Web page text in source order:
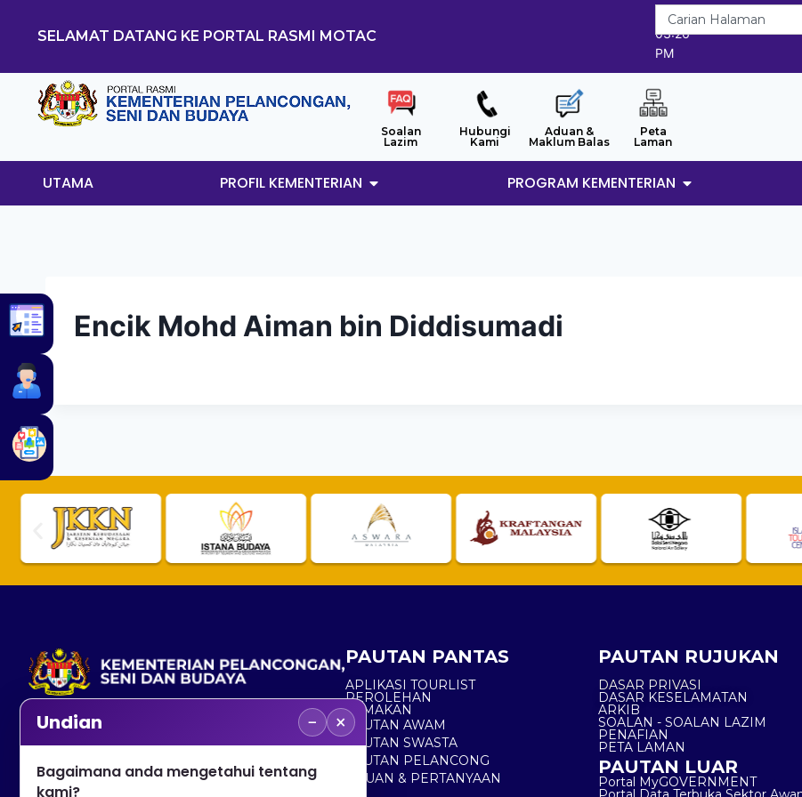
SELAMAT DATANG KE PORTAL RASMI MOTAC
8/8/2026
03:26
PM
Soalan
Lazim
Hubungi
Kami
Aduan &
Maklum Balas
Peta
Laman
UTAMA PROFIL KEMENTERIAN PROGRAM KEMENTERIAN
Encik Mohd Aiman bin Diddisumadi
No. 2, Menara 1, Jalan P5/6, Presint 5,
+603 8000 8000
PAUTAN PANTAS
APLIKASI TOURLIST
PEROLEHAN
SEMAKAN
PAUTAN AWAM
PAUTAN SWASTA
PAUTAN PELANCONG
ADUAN & PERTANYAAN
PAUTAN RUJUKAN
DASAR PRIVASI
DASAR KESELAMATAN
ARKIB
SOALAN - SOALAN LAZIM
PENAFIAN
PETA LAMAN
PAUTAN LUAR
Portal MyGOVERNMENT
Undian − ×
Bagaimana anda mengetahui tentang
kami?